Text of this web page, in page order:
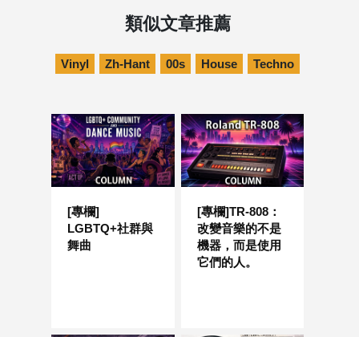
類似文章推薦
Vinyl Zh-Hant 00s House Techno
[專欄]
LGBTQ+社群與
舞曲
[專欄]TR-808：
改變音樂的不是
機器，而是使用
它們的人。